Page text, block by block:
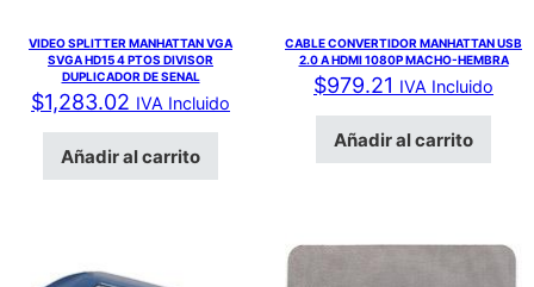
VIDEO SPLITTER MANHATTAN VGA
SVGA HD15 4 PTOS DIVISOR
DUPLICADOR DE SENAL
$1,283.02 IVA Incluido
Añadir al carrito
CABLE CONVERTIDOR MANHATTAN USB
2.0 A HDMI 1080P MACHO-HEMBRA
$979.21 IVA Incluido
Añadir al carrito